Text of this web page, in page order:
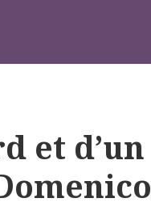
et d’un